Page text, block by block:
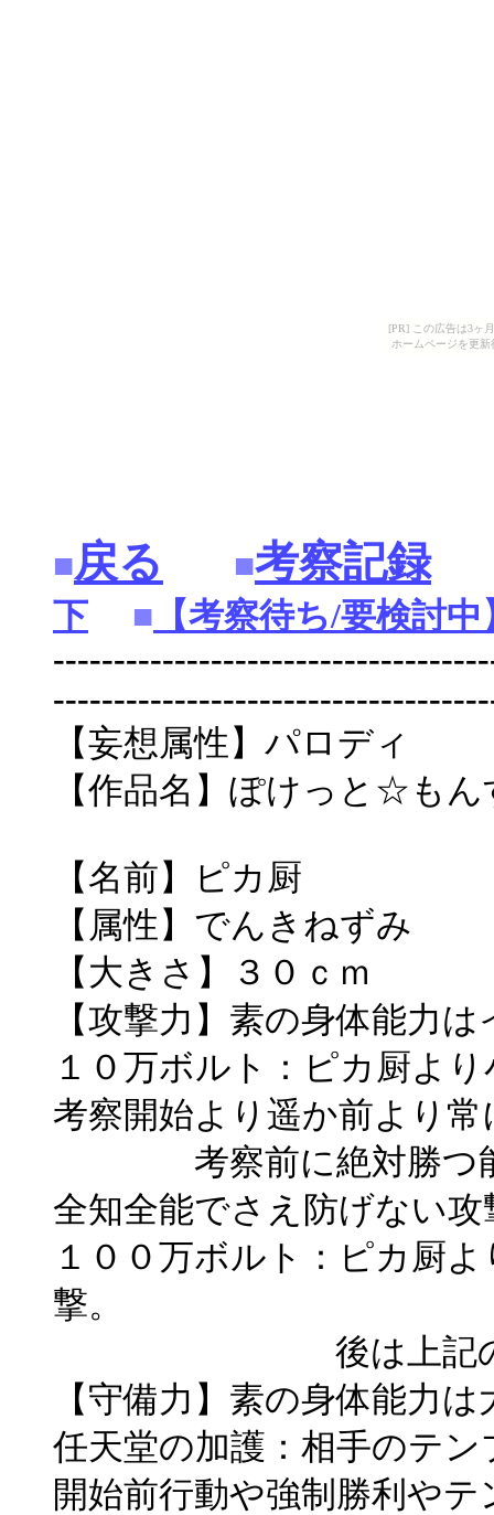
[PR] この広告は3ヶ
ホームページを更
■戻る ■考察記録
下 ■ 【考察待ち/要検討中
【妄想属性】パロディ
【作品名】ぽけっと☆も
【名前】ピカ厨
【属性】でんきねずみ
【大きさ】３０ｃｍ
【攻撃力】素の身体能力
１０万ボルト：ピカ厨よ
考察開始より遥か前より
考察前に絶対勝つ能
全知全能でさえ防げない攻
１００万ボルト：ピカ厨
撃。
後は上記の１０
【守備力】素の身体能力
任天堂の加護：相手のテ
開始前行動や強制勝利や